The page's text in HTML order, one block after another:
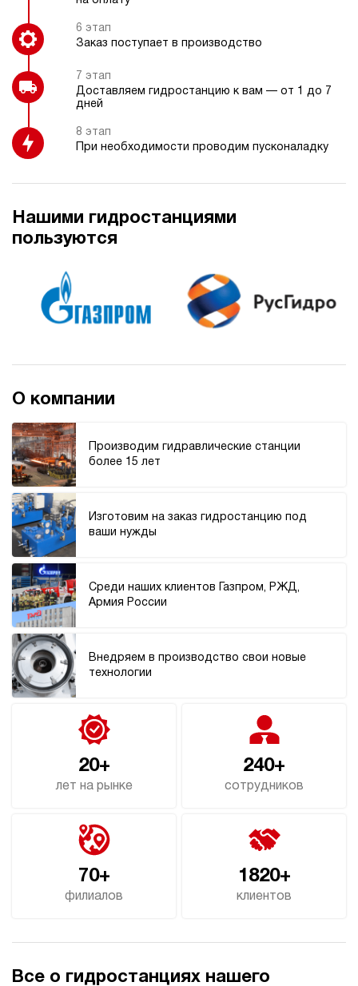
6 этап
Заказ поступает в производство
7 этап
Доставляем гидростанцию к вам — от 1 до 7
дней
8 этап
При необходимости проводим пусконаладку
Нашими гидростанциями
пользуются
О компании
Производим гидравлические станции
более 15 лет
Изготовим на заказ гидростанцию под
ваши нужды
Среди наших клиентов Газпром, РЖД,
Армия России
Внедряем в производство свои новые
технологии
20+
лет на рынке
240+
сотрудников
70+
филиалов
1820+
клиентов
Все о гидростанциях нашего